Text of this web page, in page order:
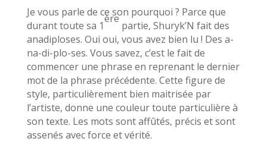
Je vous parle de ce son pourquoi ? Parce que
durant toute sa 1
ère
partie, Shuryk’N fait des
anadiploses. Oui oui, vous avez bien lu ! Des a-
na-di-plo-ses. Vous savez, c’est le fait de
commencer une phrase en reprenant le dernier
mot de la phrase précédente. Cette figure de
style, particulièrement bien maitrisée par
l’artiste, donne une couleur toute particulière à
son texte. Les mots sont affûtés, précis et sont
assenés avec force et vérité.